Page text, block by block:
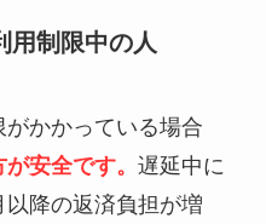
用制限中の人
かかっている場合
安全です。 遅延中に
降の返済負担が増